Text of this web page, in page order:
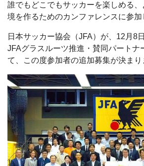
誰でもどこでもサッカーを楽しめる
境を作るためのカンファレンスに参加
日本サッカー協会（JFA）が、12月8
JFAグラスルーツ推進・賛同パートナ
て、この度参加者の追加募集が決まり